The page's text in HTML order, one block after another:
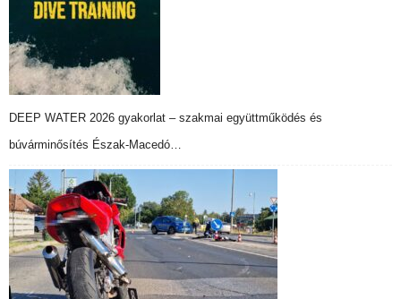
DEEP WATER 2026 gyakorlat – szakmai együttműködés és
búvárminősítés Észak-Macedó…